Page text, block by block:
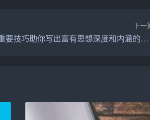
我希望你们能够以人为本，关爱学生，
下一
AI 写作的重要技巧助你写出富有思想深度和内涵的文章